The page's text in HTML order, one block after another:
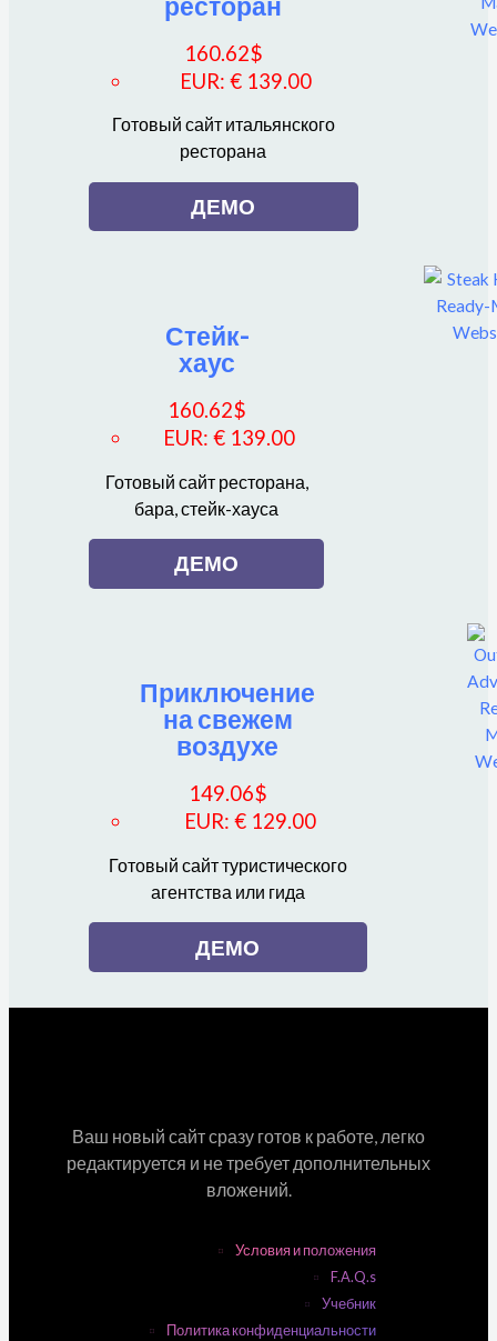
160.62$
EUR: € 139.00
Готовый сайт итальянского
ресторана
ДЕМО
Стейк-
хаус
160.62$
EUR: € 139.00
Готовый сайт ресторана,
бара, стейк-хауса
ДЕМО
Приключение
на свежем
воздухе
149.06$
EUR: € 129.00
Готовый сайт туристического
агентства или гида
ДЕМО
Ваш новый сайт сразу готов к работе, легко
редактируется и не требует дополнительных
вложений.
Условия и положения
F.A.Q.s
Учебник
Политика конфиденциальности